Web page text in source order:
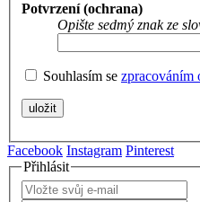
Potvrzení (ochrana)
Opište sedmý znak ze
Souhlasím se zpracováním
Facebook Instagram Pinterest
Přihlásit